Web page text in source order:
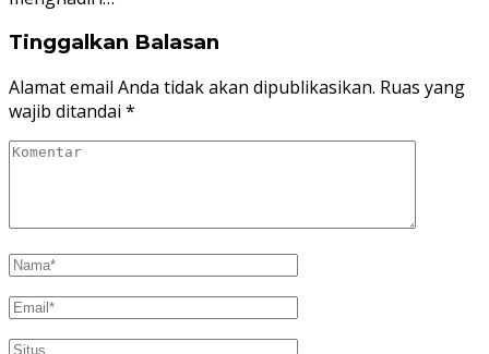
Tinggalkan Balasan
Alamat email Anda tidak akan dipublikasikan. Ruas yang
wajib ditandai *